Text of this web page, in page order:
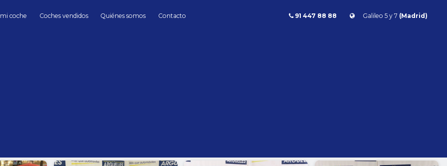
coche Coches vendidos Quiénes somos Contacto 91 447 88 88 Galileo 5 y 7 (Madrid)